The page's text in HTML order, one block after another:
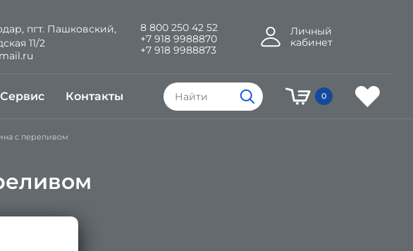
пгт. Пашковский,
11/2
8 800 250 42 52
+7 918 9988870
+7 918 9988873
Личный
кабинет
Сервис Контакты 0
с переливом